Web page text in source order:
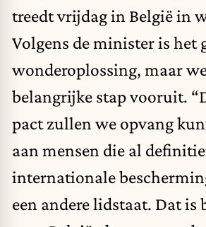
treedt vrijdag in België in
Volgens de minister is het
wonderoplossing, maar
belangrijke stap vooruit.
pactzullen we opvang
aan mensen die al
internationale
een andere lidstaat. Dat is